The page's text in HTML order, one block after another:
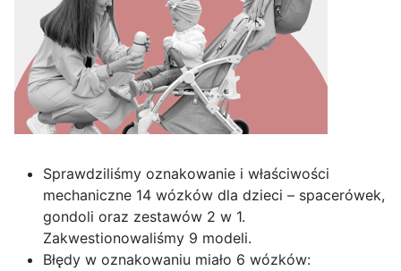
Sprawdziliśmy oznakowanie i właściwości
mechaniczne 14 wózków dla dzieci – spacerówek,
gondoli oraz zestawów 2 w 1.
Zakwestionowaliśmy 9 modeli.
Błędy w oznakowaniu miało 6 wózków: